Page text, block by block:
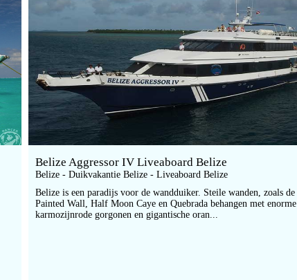
Belize Aggressor IV Liveaboard Belize
Belize - Duikvakantie Belize - Liveaboard Belize
Belize is een paradijs voor de wandduiker. Steile wanden, zoals de
Painted Wall, Half Moon Caye en Quebrada behangen met enorme
karmozijnrode gorgonen en gigantische oran...